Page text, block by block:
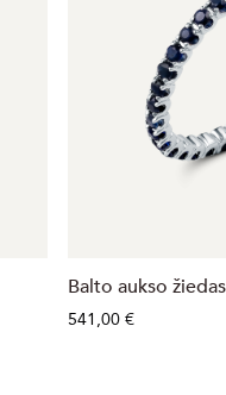
Balto aukso
541,00 €